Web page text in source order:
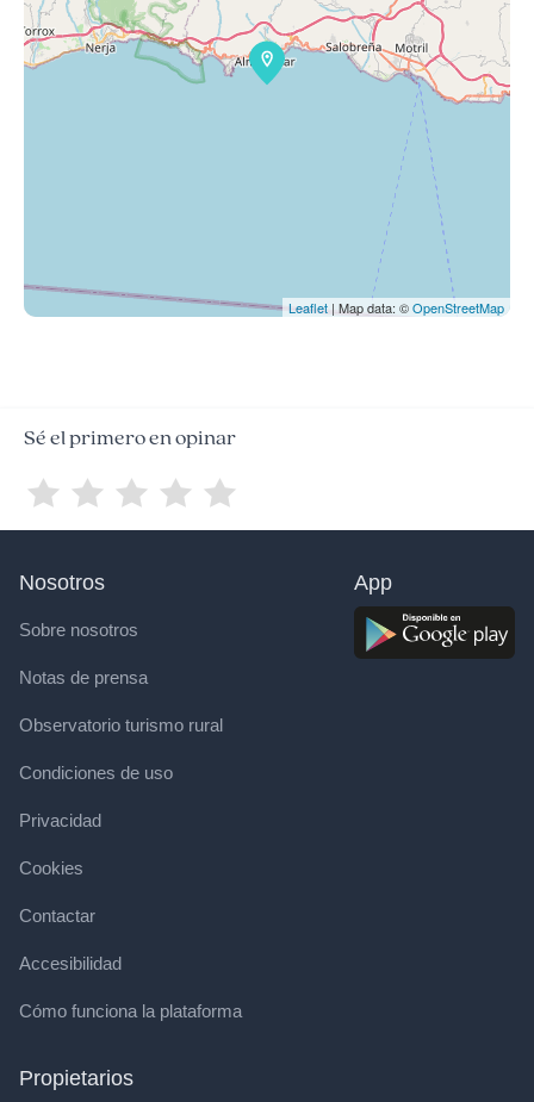
Leaflet | Map data: ©OpenStreetMap
Sé el primero en opinar
Nosotros
Sobre nosotros
Notas de prensa
Observatorio turismo rural
Condiciones de uso
Privacidad
Cookies
Contactar
Accesibilidad
Cómo funciona la plataforma
Propietarios
App